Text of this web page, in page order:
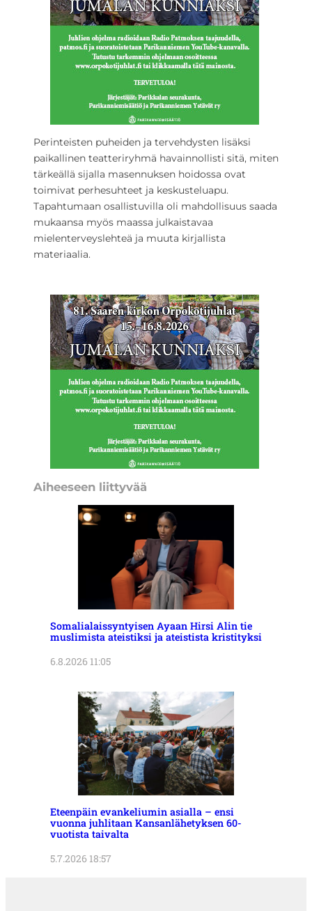
Perinteisten puheiden ja tervehdysten lisäksi
paikallinen teatteriryhmä havainnollisti sitä, miten
tärkeällä sijalla masennuksen hoidossa ovat
toimivat perhesuhteet ja keskusteluapu.
Tapahtumaan osallistuvilla oli mahdollisuus saada
mukaansa myös maassa julkaistavaa
mielenterveyslehteä ja muuta kirjallista
materiaalia.
Aiheeseen liittyvää
Somalialaissyntyisen Ayaan Hirsi Alin tie
muslimista ateistiksi ja ateistista kristityksi
6.8.2026 11:05
Eteenpäin evankeliumin asialla – ensi
vuonna juhlitaan Kansanlähetyksen 60-
vuotista taivalta
5.7.2026 18:57